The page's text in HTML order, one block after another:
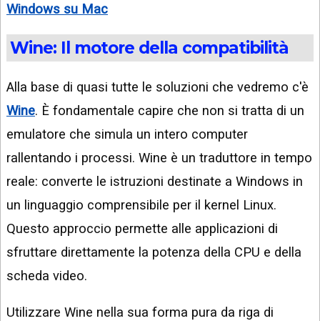
Windows su Mac
Wine: Il motore della compatibilità
Alla base di quasi tutte le soluzioni che vedremo c'è
Wine. È fondamentale capire che non si tratta di un
emulatore che simula un intero computer
rallentando i processi. Wine è un traduttore in tempo
reale: converte le istruzioni destinate a Windows in
un linguaggio comprensibile per il kernel Linux.
Questo approccio permette alle applicazioni di
sfruttare direttamente la potenza della CPU e della
scheda video.
Utilizzare Wine nella sua forma pura da riga di